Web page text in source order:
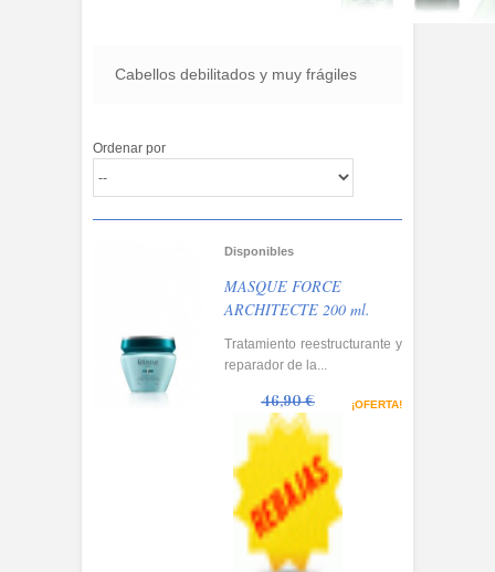
Cabellos debilitados y muy frágiles
Ordenar por
Disponibles
MASQUE FORCE
ARCHITECTE 200 ml.
Tratamiento reestructurante y
reparador de la...
¡OFERTA!
46,90 €